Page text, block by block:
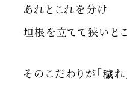
あれとこれを分け
垣根を立てて狭いと
そのこだわりが「穢れ